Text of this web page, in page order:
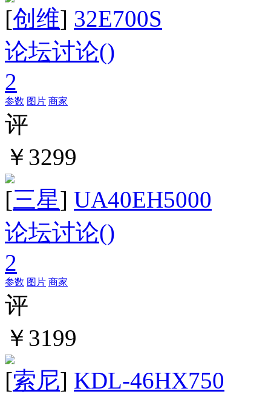
[创维] 32E700S
论坛讨论()
2
参数 图片 商家
评
￥3299
[三星] UA40EH5000
论坛讨论()
2
参数 图片 商家
评
￥3199
[索尼] KDL-46HX750